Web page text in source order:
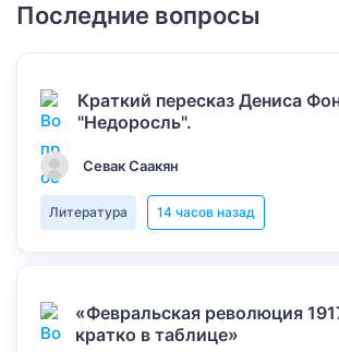
Последние вопросы
Краткий пересказ Дениса
"Недоросль".
Севак Саакян
Литература 14 часов назад
«Февральская революция
кратко в таблице»